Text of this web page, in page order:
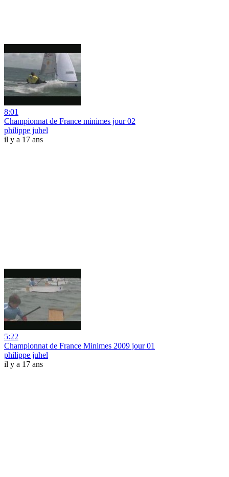
8:01
Championnat de France minimes jour 02
philippe juhel
il y a 17 ans
5:22
Championnat de France Minimes 2009 jour 01
philippe juhel
il y a 17 ans